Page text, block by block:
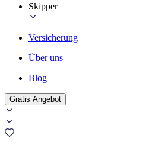
Skipper
Versicherung
Über uns
Blog
Gratis Angebot